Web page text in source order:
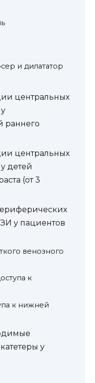
и дилататор
центральных
раннего
центральных
детей
(от 3
у пациентов
венозного
к
к нижней
у